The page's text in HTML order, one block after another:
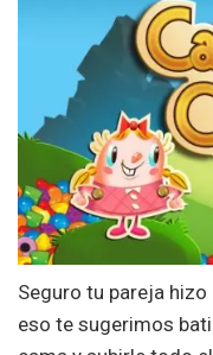
Seguro tu pareja
eso te sugerimos